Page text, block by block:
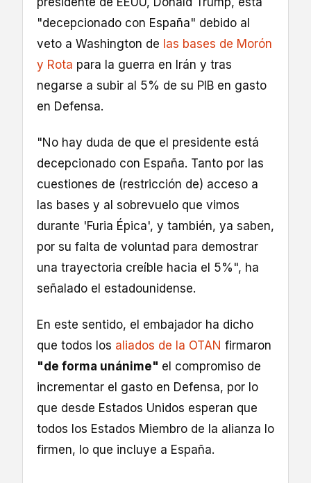
"decepcionado con España" debido al
veto a Washington de las bases de Morón
y Rota para la guerra en Irán y tras
negarse a subir al 5% de su PIB en gasto
en Defensa.
"No hay duda de que el presidente está
decepcionado con España. Tanto por las
cuestiones de (restricción de) acceso a
las bases y al sobrevuelo que vimos
durante 'Furia Épica', y también, ya saben,
por su falta de voluntad para demostrar
una trayectoria creíble hacia el 5%", ha
señalado el estadounidense.
En este sentido, el embajador ha dicho
que todos los aliados de la OTAN firmaron
"de forma unánime" el compromiso de
incrementar el gasto en Defensa, por lo
que desde Estados Unidos esperan que
todos los Estados Miembro de la alianza lo
firmen, lo que incluye a España.